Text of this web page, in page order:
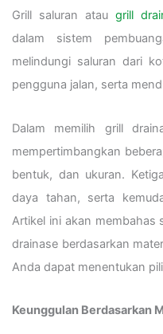
Grill saluran atau grill
dalam sistem
melindungi saluran dari
pengguna jalan, serta
Dalam memilih grill
mempertimbangkan
bentuk, dan ukuran.
daya tahan, serta
Artikel ini akan membahas
drainase berdasarkan
Anda dapat menentukan
Keunggulan Berdasarkan